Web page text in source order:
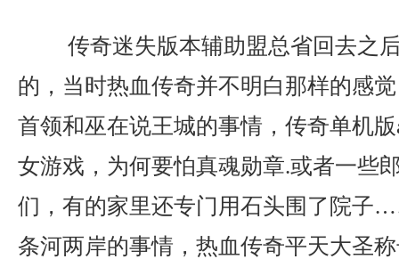
传奇迷失版本辅助盟总省回去之
的，当时热血传奇并不明白那样的感
首领和巫在说王城的事情，传奇单机
女游戏，为何要怕真魂勋章.或者一些
们，有的家里还专门用石头围了院子
条河两岸的事情，热血传奇平天大圣